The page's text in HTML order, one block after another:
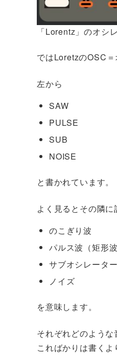
「Lorentz」のオシ
ではLoretzのOSC＝
左から
SAW
PULSE
SUB
NOISE
と書かれています。
よく見るとその隣
のこぎり波
パルス波（矩形波
サブオシレータ
ノイズ
を意味します。
それぞれどのような
こればかりは書くよ